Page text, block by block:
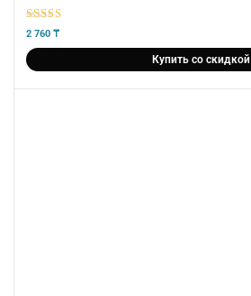
5 из 5
2 760 ₸
Купить со скидкой